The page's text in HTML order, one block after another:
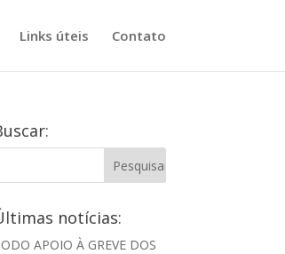
Links úteis Contato
notícias:
APOIO À GREVE DOS